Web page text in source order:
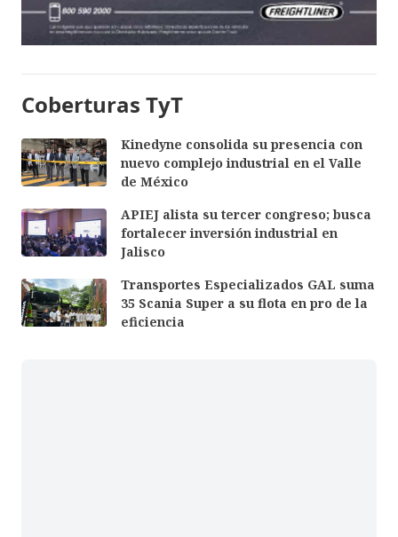
Coberturas TyT
Kinedyne consolida su presencia con
nuevo complejo industrial en el Valle
de México
APIEJ alista su tercer congreso; busca
fortalecer inversión industrial en
Jalisco
Transportes Especializados GAL suma
35 Scania Super a su flota en pro de la
eficiencia